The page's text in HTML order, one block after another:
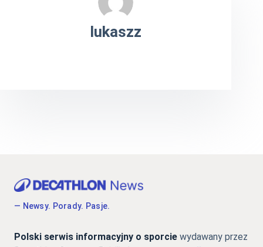
lukaszz
— Newsy. Porady. Pasje.
Polski serwis informacyjny o sporcie wydawany przez